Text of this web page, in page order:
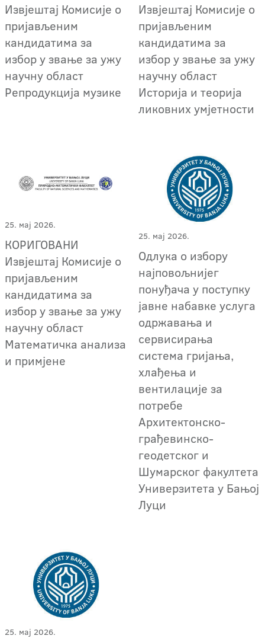
Извјештај Комисије о
пријављеним
кандидатима за
избор у звање за ужу
научну област
Репродукција музике
Извјештај Комисије о
пријављеним
кандидатима за
избор у звање за ужу
научну област
Историја и теорија
ликовних умјетности
25. мај 2026.
КОРИГОВАНИ
Извјештај Комисије о
пријављеним
кандидатима за
избор у звање за ужу
научну област
Математичка анализа
и примјене
25. мај 2026.
Одлука о избору
најповољнијег
понуђача у поступку
јавне набавке услуга
одржавања и
сервисирања
система гријања,
хлађења и
вентилације за
потребе
Архитектонско-
грађевинско-
геодетског и
Шумарског факултета
Универзитета у Бањој
Луци
25. мај 2026.